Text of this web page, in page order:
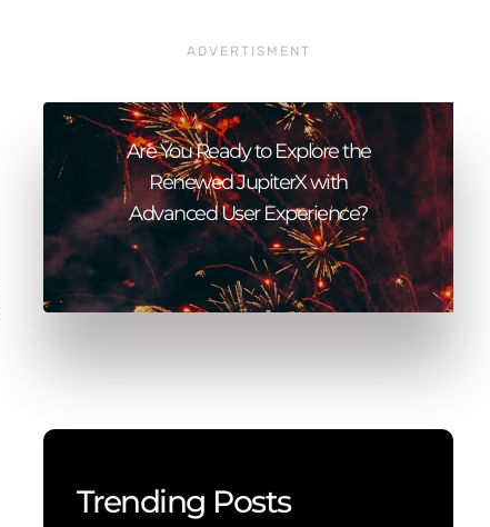
ADVERTISMENT
Are You Ready to Explore the
Renewed JupiterX with
Advanced User Experience?
Trending Posts